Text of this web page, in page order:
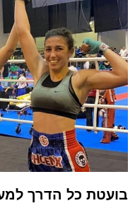
בועטת כל הדרך